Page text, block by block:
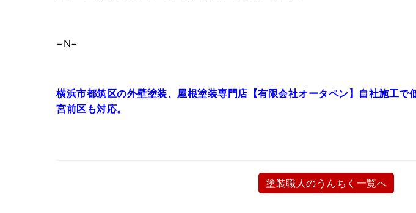
−N−
横浜市都筑区の外壁塗装、屋根塗装専門店【有限会社オータペン】自社施工で
宮前区も対応。
塗装職人のうんちく一覧へ